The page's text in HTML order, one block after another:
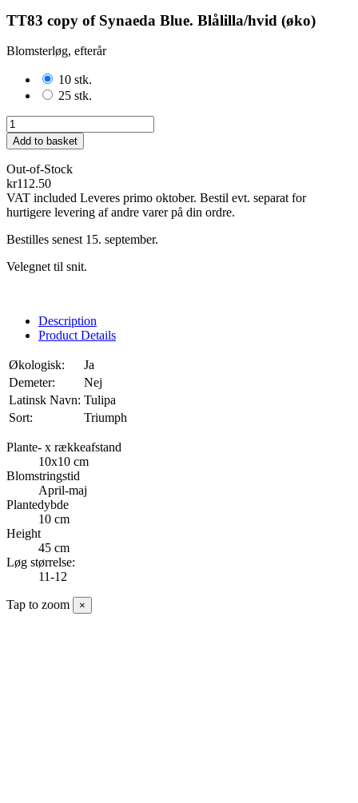
TT83 copy of Synaeda Blue. Blålilla/hvid (øko)
Blomsterløg, efterår
10 stk.
25 stk.
Add to basket
Out-of-Stock
kr112.50
VAT included Leveres primo oktober. Bestil evt. separat for
hurtigere levering af andre varer på din ordre.
Bestilles senest 15. september.
Velegnet til snit.
Description
Product Details
Økologisk:
Ja
Demeter:
Nej
Latinsk Navn: Tulipa
Sort:
Triumph
Plante- x rækkeafstand
10x10 cm
Blomstringstid
April-maj
Plantedybde
10 cm
Height
45 cm
Løg størrelse:
11-12
Tap to zoom ×